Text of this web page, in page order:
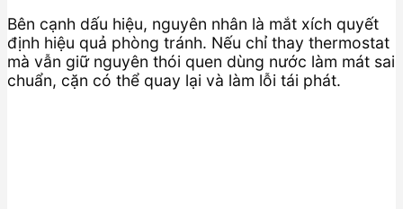
Bên cạnh dấu hiệu, nguyên nhân là mắt xích quyết
định hiệu quả phòng tránh. Nếu chỉ thay thermostat
mà vẫn giữ nguyên thói quen dùng nước làm mát sai
chuẩn, cặn có thể quay lại và làm lỗi tái phát.